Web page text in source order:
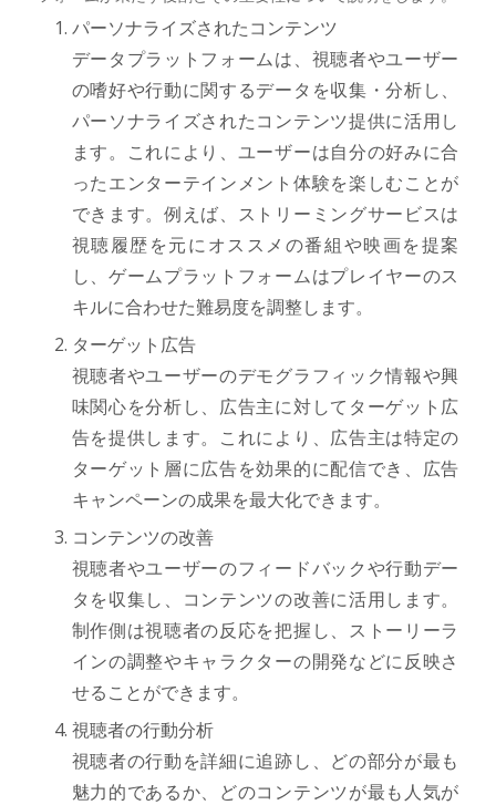
パーソナライズされたコンテンツ
データプラットフォームは、視聴者やユーザー
の嗜好や行動に関するデータを収集・分析し、
パーソナライズされたコンテンツ提供に活用し
ます。これにより、ユーザーは自分の好みに合
ったエンターテインメント体験を楽しむことが
できます。例えば、ストリーミングサービスは
視聴履歴を元にオススメの番組や映画を提案
し、ゲームプラットフォームはプレイヤーのス
キルに合わせた難易度を調整します。
ターゲット広告
視聴者やユーザーのデモグラフィック情報や興
味関心を分析し、広告主に対してターゲット広
告を提供します。これにより、広告主は特定の
ターゲット層に広告を効果的に配信でき、広告
キャンペーンの成果を最大化できます。
コンテンツの改善
視聴者やユーザーのフィードバックや行動デー
タを収集し、コンテンツの改善に活用します。
制作側は視聴者の反応を把握し、ストーリーラ
インの調整やキャラクターの開発などに反映さ
せることができます。
視聴者の行動分析
視聴者の行動を詳細に追跡し、どの部分が最も
魅力的であるか、どのコンテンツが最も人気が